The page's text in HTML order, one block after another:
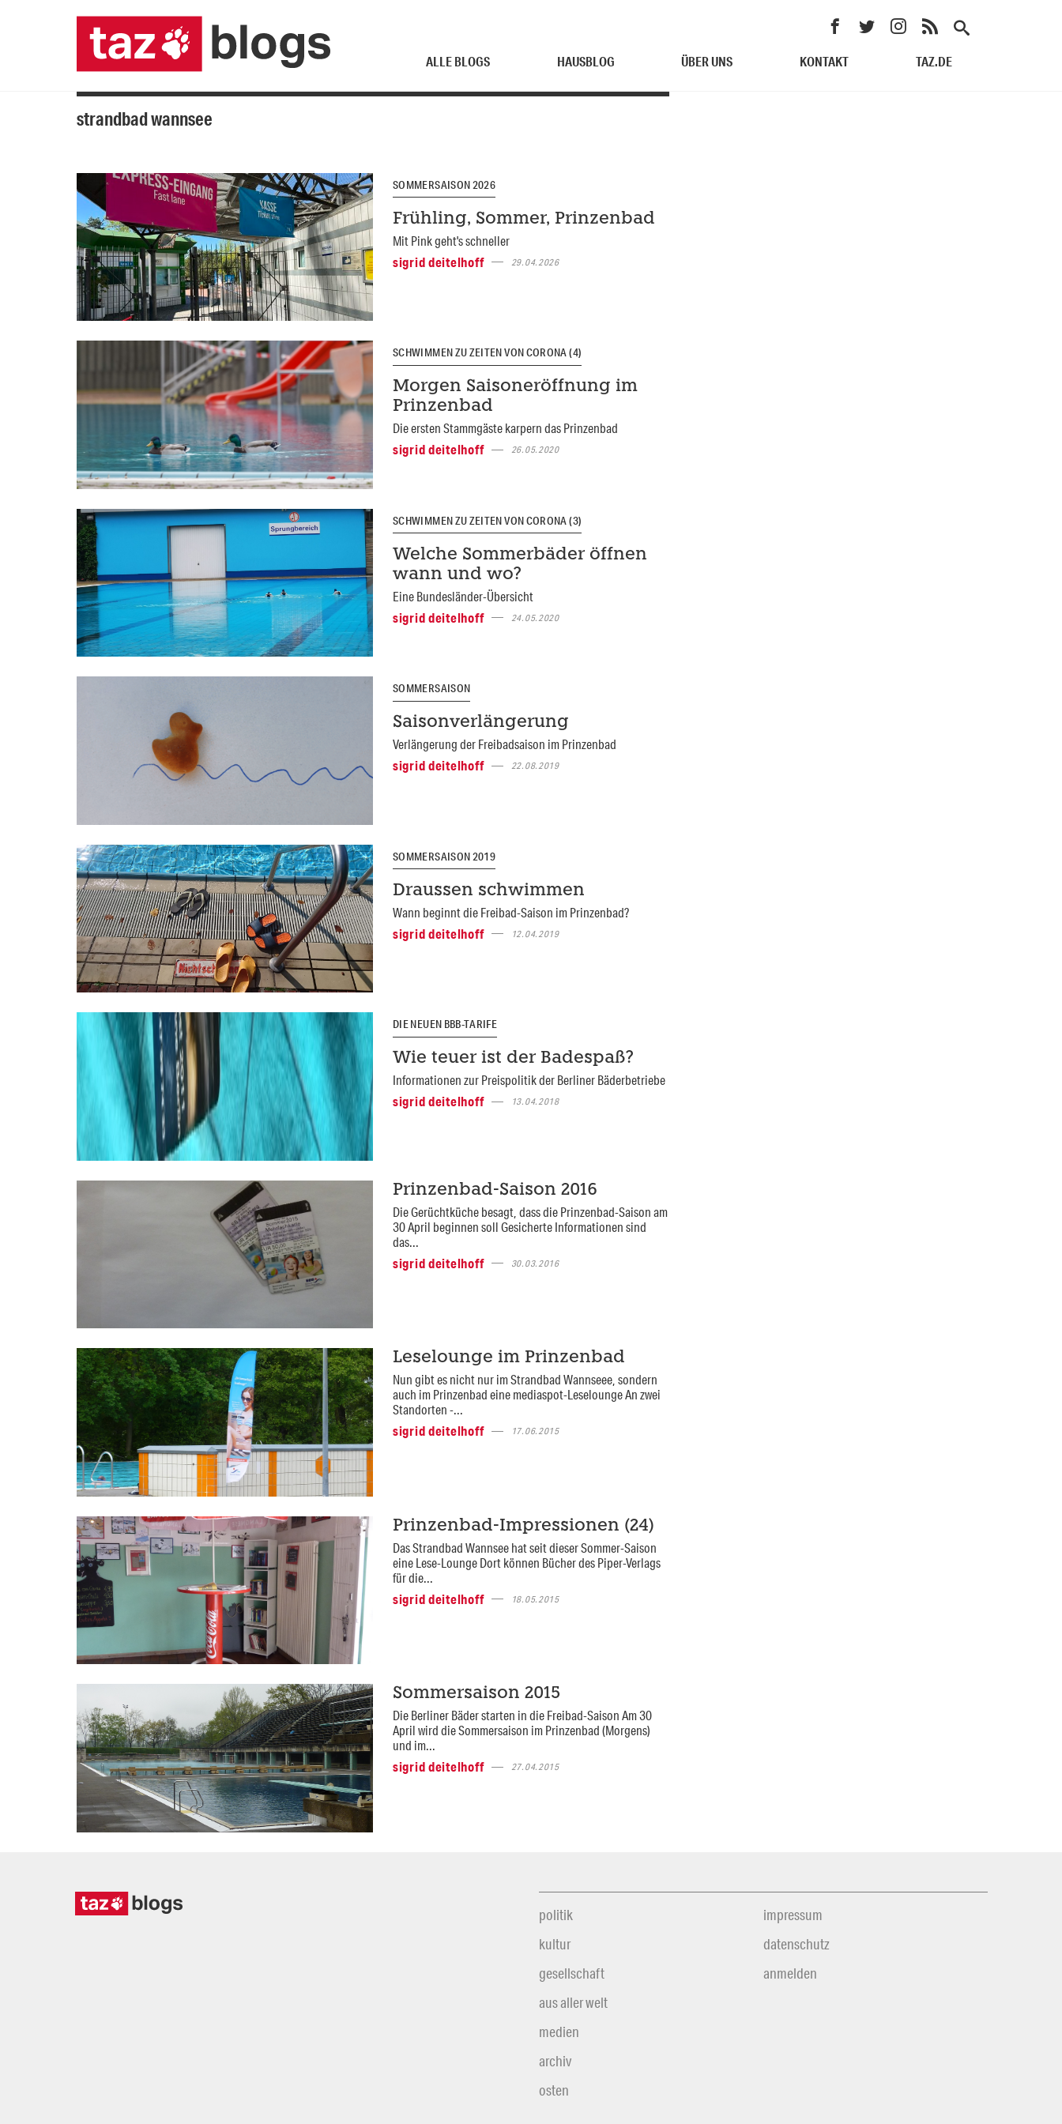
ALLE BLOGS HAUSBLOG ÜBER UNS KONTAKT TAZ.DE
strandbad wannsee
SOMMERSAISON 2026
Frühling, Sommer, Prinzenbad
Mit Pink geht's schneller
sigrid deitelhoff
29.04.2026
SCHWIMMEN ZU ZEITEN VON CORONA (4)
Morgen Saisoneröffnung im
Prinzenbad
Die ersten Stammgäste karpern das Prinzenbad
sigrid deitelhoff
26.05.2020
SCHWIMMEN ZU ZEITEN VON CORONA (3)
Welche Sommerbäder öffnen
wann und wo?
Eine Bundesländer-Übersicht
sigrid deitelhoff
24.05.2020
SOMMERSAISON
Saisonverlängerung
Verlängerung der Freibadsaison im Prinzenbad
sigrid deitelhoff
22.08.2019
SOMMERSAISON 2019
Draussen schwimmen
Wann beginnt die Freibad-Saison im Prinzenbad?
sigrid deitelhoff
12.04.2019
DIE NEUEN BBB-TARIFE
Wie teuer ist der Badespaß?
Informationen zur Preispolitik der Berliner Bäderbetriebe
sigrid deitelhoff
13.04.2018
Prinzenbad-Saison 2016
Die Gerüchtküche besagt, dass die Prinzenbad-Saison am
30 April beginnen soll Gesicherte Informationen sind
das...
sigrid deitelhoff
30.03.2016
Leselounge im Prinzenbad
Nun gibt es nicht nur im Strandbad Wannseee, sondern
auch im Prinzenbad eine mediaspot-Leselounge An zwei
Standorten -...
sigrid deitelhoff
17.06.2015
Prinzenbad-Impressionen (24)
Das Strandbad Wannsee hat seit dieser Sommer-Saison
eine Lese-Lounge Dort können Bücher des Piper-Verlags
für die...
sigrid deitelhoff
18.05.2015
Sommersaison 2015
Die Berliner Bäder starten in die Freibad-Saison Am 30
April wird die Sommersaison im Prinzenbad (Morgens)
und im...
sigrid deitelhoff
27.04.2015
politik
kultur
gesellschaft
aus aller welt
medien
archiv
osten
impressum
datenschutz
anmelden